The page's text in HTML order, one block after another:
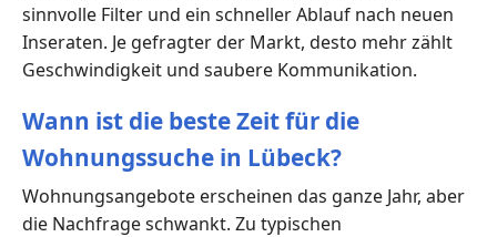
sinnvolle Filter und ein schneller Ablauf nach neuen
Inseraten. Je gefragter der Markt, desto mehr zählt
Geschwindigkeit und saubere Kommunikation.
Wann ist die beste Zeit für die
Wohnungssuche in Lübeck?
Wohnungsangebote erscheinen das ganze Jahr, aber
die Nachfrage schwankt. Zu typischen